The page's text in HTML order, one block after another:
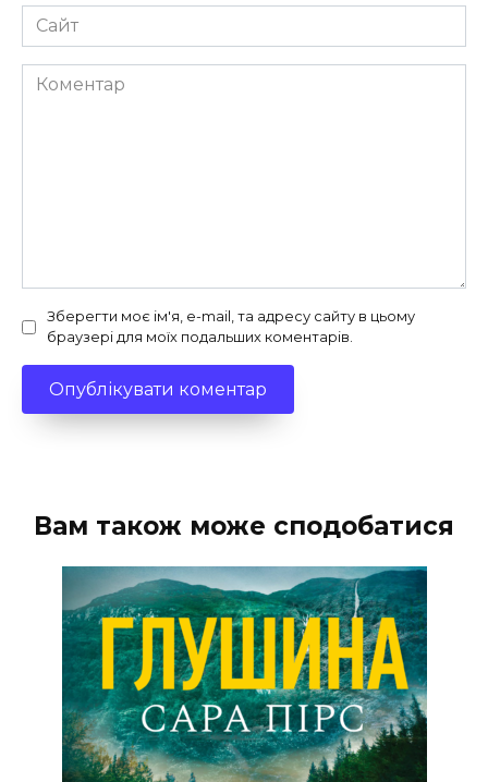
Сайт
Коментар
Зберегти моє ім'я, e-mail, та адресу сайту в цьому
браузері для моїх подальших коментарів.
Вам також може сподобатися